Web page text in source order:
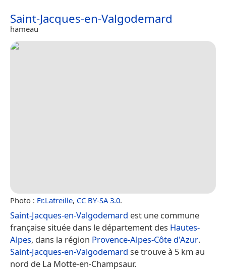
Saint-Jacques-en-Valgodemard
hameau
Photo : Fr.Latreille, CC BY-SA 3.0.
Saint-Jacques-en-Valgodemard est une commune
française située dans le département des Hautes-
Alpes, dans la région Provence-Alpes-Côte d'Azur.
Saint-Jacques-en-Valgodemard se trouve à 5 km au
nord de La Motte-en-Champsaur.